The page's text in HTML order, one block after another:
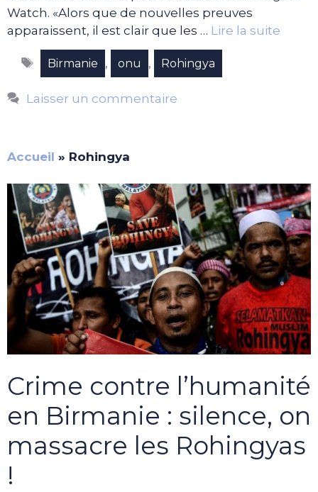
Watch. «Alors que de nouvelles preuves
apparaissent, il est clair que les … Lire la suite
Étiquettes
Birmanie , onu , Rohingya
Laisser un commentaire
Accueil » Rohingya
Crime contre l’humanité
en Birmanie : silence, on
massacre les Rohingyas
!